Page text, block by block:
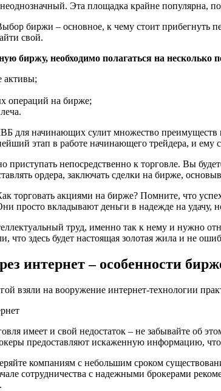
Эта площадка крайне популярна,
– основное, к чему стоит прибегнуть
свой.
биржу, необходимо полагаться на несколько
активы;
операций на бирже;
для начинающих сулит множество
этап в работе начинающего трейдера, и ему
приступать непосредственно к торговле. Вы
ордера, заключать сделки на бирже,
акциями на бирже? Помните, что успех
просто вкладывают деньги в надежде на удачу,
труд, именно так к нему и нужно
что здесь будет настоящая золотая жила и не
интернет – особенности
взяли на вооружение интернет-технологии
имеет и свой недостаток – не забывайте об
предоставляют искаженную информацию,
компаниям с небольшим сроком
сотрудничества с надежными брокерами